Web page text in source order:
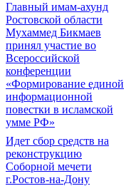
Главный имам-ахунд
Ростовской области
Мухаммед Бикмаев
принял участие во
Всероссийской
конференции
«Формирование единой
информационной
повестки в исламской
умме РФ»
Идет сбор средств на
реконструкцию
Соборной мечети
г.Ростов-на-Дону